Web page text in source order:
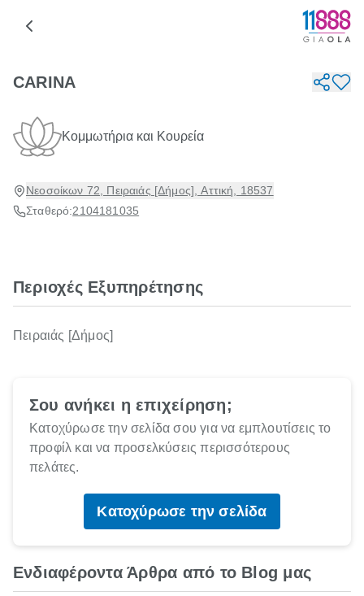
CARINA
Κομμωτήρια και Κουρεία
Νεοσοίκων 72, Πειραιάς [Δήμος], Αττική, 18537
Σταθερό:2104181035
Περιοχές Εξυπηρέτησης
Πειραιάς [Δήμος]
Σου ανήκει η επιχείρηση;
Κατοχύρωσε την σελίδα σου για να εμπλουτίσεις το
προφίλ και να προσελκύσεις περισσότερους
πελάτες.
Κατοχύρωσε την σελίδα
Ενδιαφέροντα Άρθρα από το Blog μας